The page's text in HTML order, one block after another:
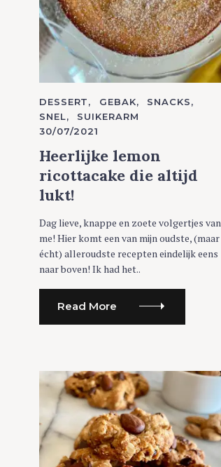
C
A
T
E
O
R
E
S
DESSERT GEBAK
SNACKS
SNEL
SUIKERARM
30/07/2021
Heerlijke lemon
ricottacake die altijd
lukt!
Dag lieve, knappe en zoete volgertjes van
me! Hier komt een van mijn oudste, (maar
écht) alleroudste recepten eindelijk eens
naar boven! Ik had het..
Read More